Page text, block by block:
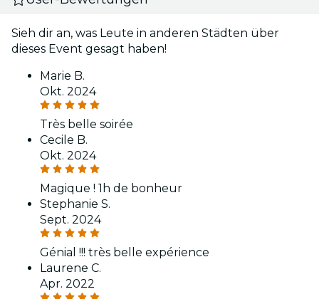
Sieh dir an, was Leute in anderen Städten über
dieses Event gesagt haben!
Marie B.
Okt. 2024
Très belle soirée
Cecile B.
Okt. 2024
Magique ! 1h de bonheur
Stephanie S.
Sept. 2024
Génial !!! très belle expérience
Laurene C.
Apr. 2022